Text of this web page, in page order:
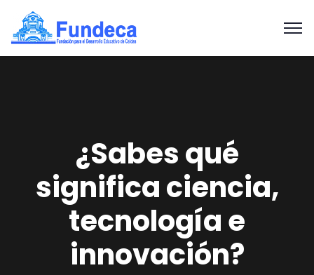
¿Sabes qué
significa ciencia,
tecnología e
innovación?